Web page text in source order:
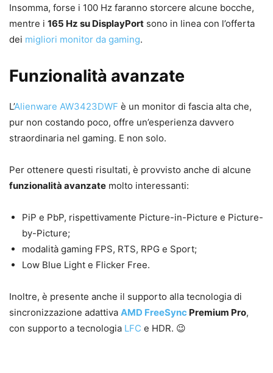
Insomma, forse i 100 Hz faranno storcere alcune bocche,
mentre i 165 Hz su DisplayPort sono in linea con l’offerta
dei migliori monitor da gaming.
Funzionalità avanzate
L’Alienware AW3423DWF è un monitor di fascia alta che,
pur non costando poco, offre un’esperienza davvero
straordinaria nel gaming. E non solo.
Per ottenere questi risultati, è provvisto anche di alcune
funzionalità avanzate molto interessanti:
PiP e PbP, rispettivamente Picture-in-Picture e Picture-
by-Picture;
modalità gaming FPS, RTS, RPG e Sport;
Low Blue Light e Flicker Free.
Inoltre, è presente anche il supporto alla tecnologia di
sincronizzazione adattiva AMD FreeSync Premium Pro,
con supporto a tecnologia LFC e HDR. 😉